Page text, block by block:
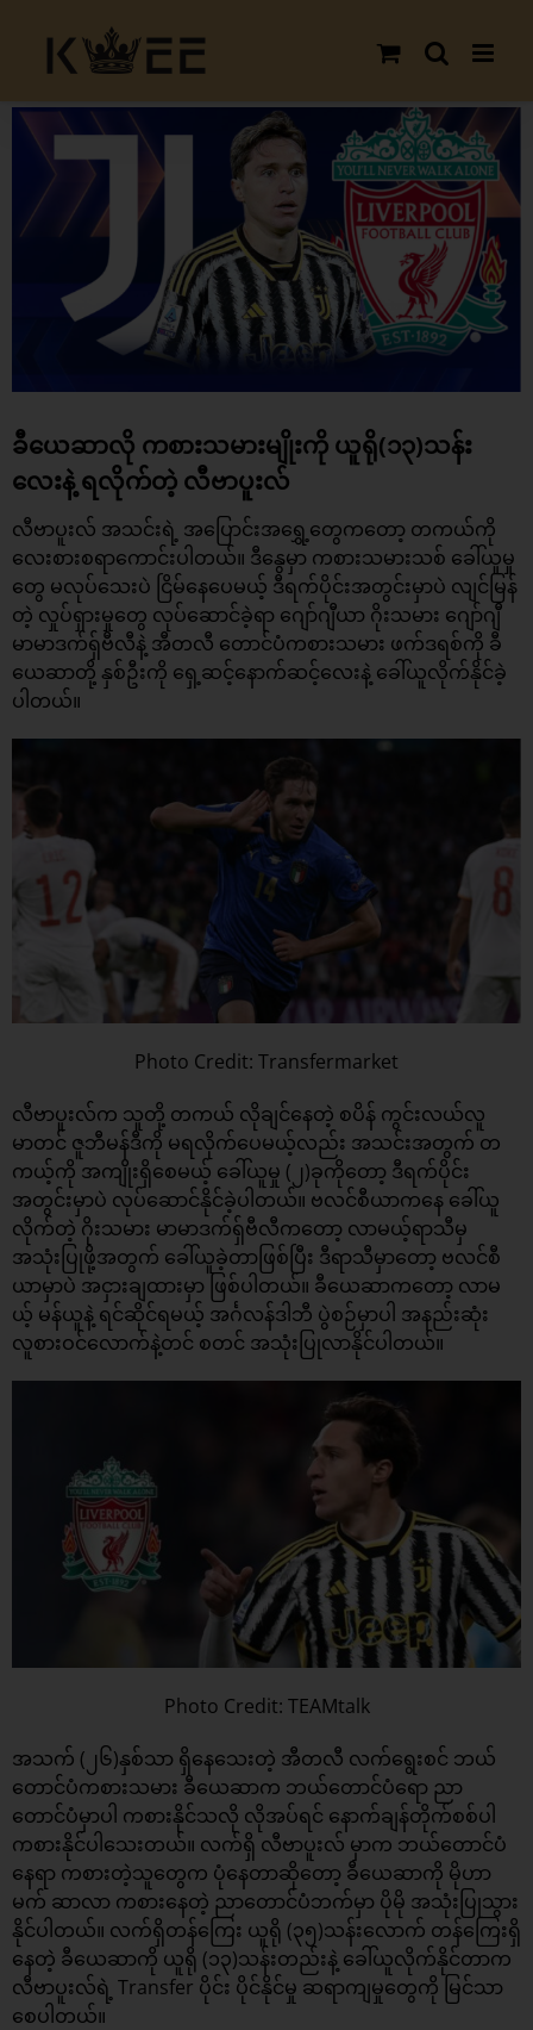
content
View
Larger
Image
ခီယေဆာလို ကစားသမားမျိုးကို ယူရို(၁၃)သန်း
လေးနဲ့ ရလိုက်တဲ့ လီဗာပူးလ်
လီဗာပူးလ် အသင်းရဲ့ အပြောင်းအရွှေ့တွေကတော့ တကယ်ကို
လေးစားစရာကောင်းပါတယ်။ ဒီနွေမှာ ကစားသမားသစ် ခေါ်ယူမှု
တွေ မလုပ်သေးပဲ ငြိမ်နေပေမယ့် ဒီရက်ပိုင်းအတွင်းမှာပဲ လျင်မြန်
တဲ့ လှုပ်ရှားမှုတွေ လုပ်ဆောင်ခဲ့ရာ ဂျော်ဂျီယာ ဂိုးသမား ဂျော်ဂျီ
မာမာဒက်ရှ်ဗီလီနဲ့ အီတလီ တောင်ပံကစားသမား ဖက်ဒရစ်ကို ခီ
ယေဆာတို့ နှစ်ဦးကို ရှေ့ဆင့်နောက်ဆင့်လေးနဲ့ ခေါ်ယူလိုက်နိုင်ခဲ့
ပါတယ်။
Photo Credit: Transfermarket
လီဗာပူးလ်က သူတို့ တကယ် လိုချင်နေတဲ့ စပိန် ကွင်းလယ်လူ
မာတင် ဇူဘီမန်ဒီကို မရလိုက်ပေမယ့်လည်း အသင်းအတွက် တ
ကယ့်ကို အကျိုးရှိစေမယ့် ခေါ်ယူမှု (၂)ခုကိုတော့ ဒီရက်ပိုင်း
အတွင်းမှာပဲ လုပ်ဆောင်နိုင်ခဲ့ပါတယ်။ ဗလင်စီယာကနေ ခေါ်ယူ
လိုက်တဲ့ ဂိုးသမား မာမာဒက်ရှ်ဗီလီကတော့ လာမယ့်ရာသီမှ
အသုံးပြုဖို့အတွက် ခေါ်ယူခဲ့တာဖြစ်ပြီး ဒီရာသီမှာတော့ ဗလင်စီ
ယာမှာပဲ အငှားချထားမှာ ဖြစ်ပါတယ်။ ခီယေဆာကတော့ လာမ
ယ့် မန်ယူနဲ့ ရင်ဆိုင်ရမယ့် အင်္ဂလန်ဒါဘီ ပွဲစဉ်မှာပါ အနည်းဆုံး
လူစားဝင်လောက်နဲ့တင် စတင် အသုံးပြုလာနိုင်ပါတယ်။
Photo Credit: TEAMtalk
အသက် (၂၆)နှစ်သာ ရှိနေသေးတဲ့ အီတလီ လက်ရွေးစင် ဘယ်
တောင်ပံကစားသမား ခီယေဆာက ဘယ်တောင်ပံရော ညာ
တောင်ပံမှာပါ ကစားနိုင်သလို လိုအပ်ရင် နောက်ချန်တိုက်စစ်ပါ
ကစားနိုင်ပါသေးတယ်။ လက်ရှိ လီဗာပူးလ် မှာက ဘယ်တောင်ပံ
နေရာ ကစားတဲ့သူတွေက ပုံနေတာဆိုတော့ ခီယေဆာကို မိုဟာ
မက် ဆာလာ ကစားနေတဲ့ ညာတောင်ပံဘက်မှာ ပိုမို အသုံးပြုသွား
နိုင်ပါတယ်။ လက်ရှိတန်ကြေး ယူရို (၃၅)သန်းလောက် တန်ကြေးရှိ
နေတဲ့ ခီယေဆာကို ယူရို (၁၃)သန်းတည်းနဲ့ ခေါ်ယူလိုက်နိုင်တာက
လီဗာပူးလ်ရဲ့ Transfer ပိုင်း ပိုင်နိုင်မှု ဆရာကျမှုတွေကို မြင်သာ
စေပါတယ်။